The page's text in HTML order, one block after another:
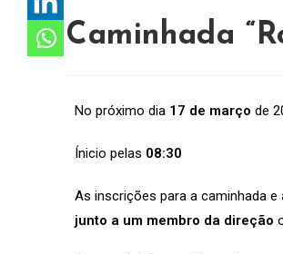
Caminhada
No próximo dia 17 de março de
Ínicio pelas 08:30
As inscrições para a caminhada e
junto a um membro da direção